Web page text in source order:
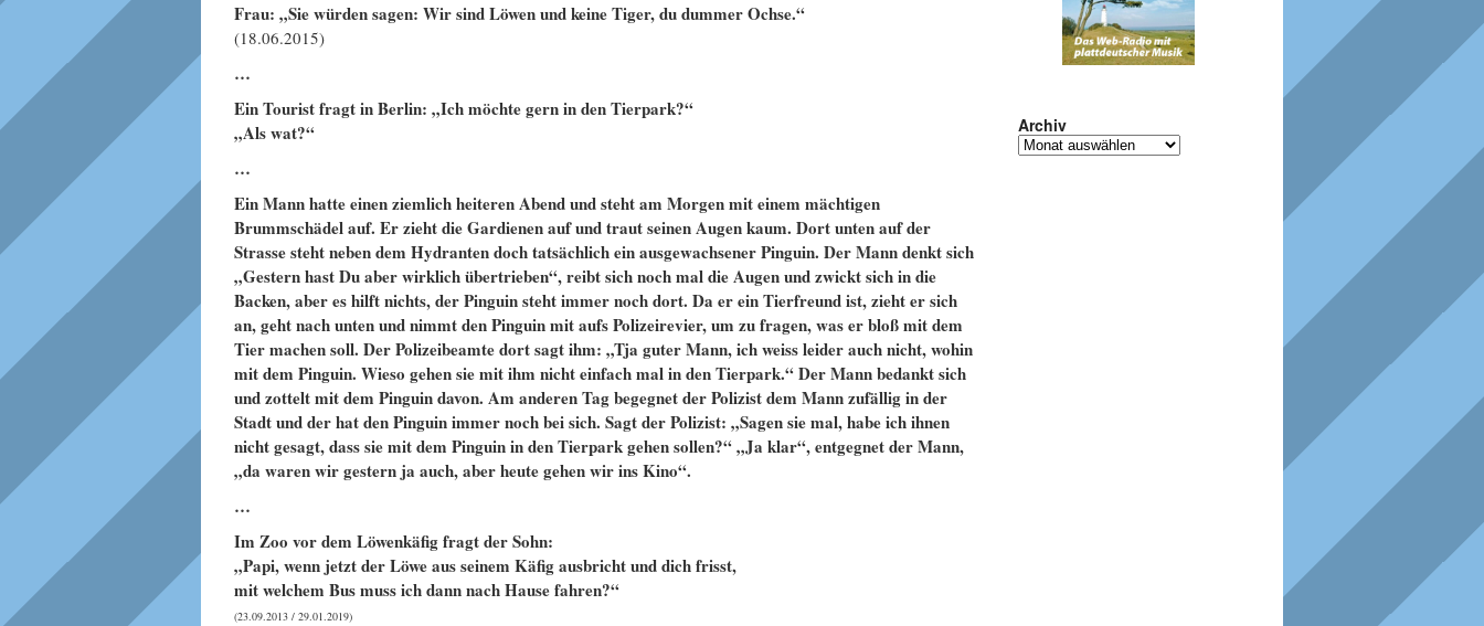
Frau: „Sie würden sagen: Wir sind Löwen und keine Tiger, du dummer Ochse.“
(18.06.2015)
…
Ein Tourist fragt in Berlin: „Ich möchte gern in den Tierpark?“
„Als wat?“
…
Ein Mann hatte einen ziemlich heiteren Abend und steht am Morgen mit einem mächtigen
Brummschädel auf. Er zieht die Gardienen auf und traut seinen Augen kaum. Dort unten auf der
Strasse steht neben dem Hydranten doch tatsächlich einausgewachsener Pinguin. Der Mann denkt sich
„Gestern hast Du aber wirklich übertrieben“, reibt sich noch mal die Augen und zwickt sich in die
Backen, aber es hilft nichts, der Pinguin steht immer noch dort. Da er ein Tierfreund ist, zieht er sich
an, geht nach unten und nimmt den Pinguin mit aufs Polizeirevier, um zu fragen, was er bloß mit dem
Tier machen soll. Der Polizeibeamte dort sagt ihm: „Tja guter Mann, ich weiss leider auch nicht, wohin
mit dem Pinguin. Wieso gehen sie mit ihm nicht einfach mal in den Tierpark.“ Der Mann bedankt sich
und zottelt mit dem Pinguin davon. Am anderen Tag begegnet der Polizist dem Mann zufällig in der
Stadt und der hat den Pinguin immer noch bei sich. Sagt der Polizist: „Sagen sie mal, habe ich ihnen
nicht gesagt, dass sie mit dem Pinguin in den Tierpark gehen sollen?“ „Ja klar“, entgegnet der Mann,
„da waren wir gestern ja auch, aber heute gehen wir ins Kino“.
…
Im Zoo vor dem Löwenkäfig fragt der Sohn:
„Papi, wenn jetzt der Löwe aus seinem Käfig ausbricht und dich frisst,
mit welchem Bus muss ich dann nach Hause fahren?“
(23.09.2013 / 29.01.2019)
Archiv